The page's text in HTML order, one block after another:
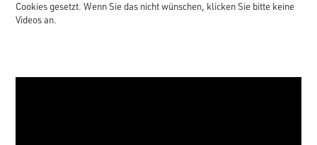
Cookies gesetzt. Wenn Sie das nicht wünschen, klicken Sie bitte keine
Videos an.